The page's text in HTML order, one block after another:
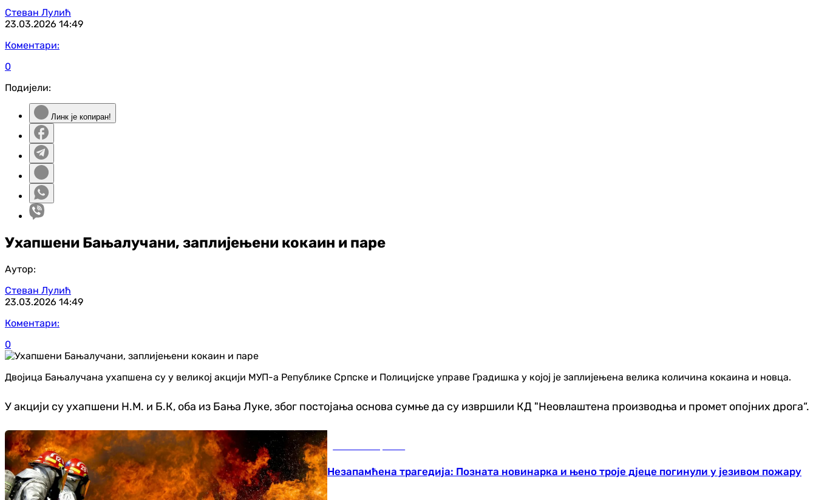
Стеван Лулић
23.03.2026 14:49
Коментари:
0
Подијели:
Линк је копиран!
Ухапшени Бањалучани, заплијењени кокаин и паре
Аутор:
Стеван Лулић
23.03.2026 14:49
Коментари:
0
Двојица Бањалучана ухапшена су у великој акцији МУП-а Републике Српске и Полицијске управе Градишка у којој је заплијењена велика количина кокаина и новца.
У акцији су ухапшени Н.М. и Б.К, оба из Бања Луке, због постојања основа сумње да су извршили КД "Неовлаштена производња и промет опојних дрога“.
Незапамћена трагедија: Позната новинарка и њено троје дјеце погинули у језивом пожару